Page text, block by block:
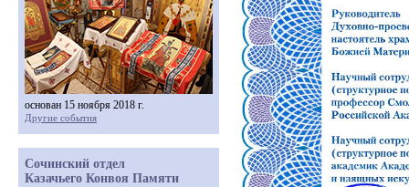
основан 15 ноября 2018 г.
Другие события
Сочинский отдел
Казачьего Конвоя Памяти